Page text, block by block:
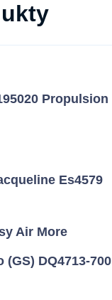
Propulsion
Es4579
Air More
(GS) DQ4713-700